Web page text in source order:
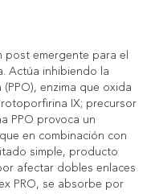
post emergente para el
Actúa inhibiendo la
enzima que oxida
IX; precursor
PPO provoca un
en combinación con
simple, producto
afectar dobles enlaces
PRO, se absorbe por